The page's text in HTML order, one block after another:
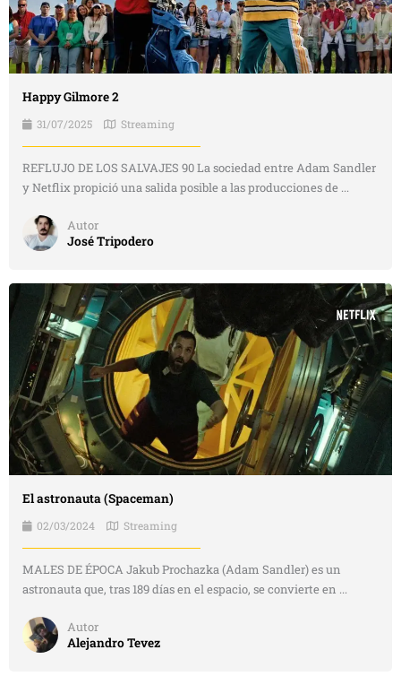
Happy Gilmore 2
31/07/2025 Streaming
REFLUJO DE LOS SALVAJES 90 La sociedad entre Adam Sandler
y Netflix propició una salida posible a las producciones de ...
Autor
José Tripodero
El astronauta (Spaceman)
02/03/2024 Streaming
MALES DE ÉPOCA Jakub Prochazka (Adam Sandler) es un
astronauta que, tras 189 días en el espacio, se convierte en ...
Autor
Alejandro Tevez